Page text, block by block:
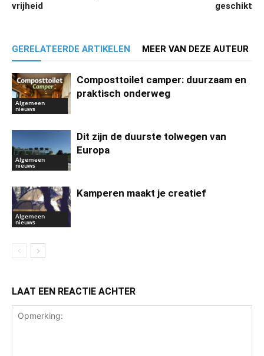
vrijheid
geschikt
GERELATEERDE ARTIKELEN MEER VAN DEZE AUTEUR
Algemeen
nieuws
Composttoilet camper: duurzaam en
praktisch onderweg
Algemeen
nieuws
Dit zijn de duurste tolwegen van
Europa
Algemeen
nieuws
Kamperen maakt je creatief
LAAT EEN REACTIE ACHTER